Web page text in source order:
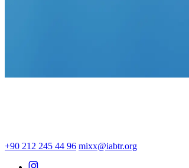
+90 212 245 44 96 mixx@iabtr.org